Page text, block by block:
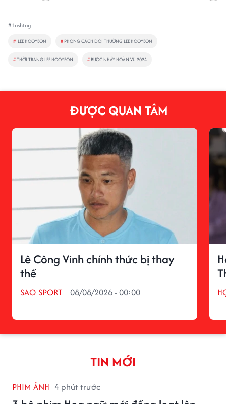
#Hashtag
# LEE HOOYEON # PHONG CÁCH ĐỜI THƯỜNG LEE HOOYEON
#THỜI TRANG LEE HOOYEON # BƯỚC NHẢY HOÀN VŨ 2024
ĐƯỢC QUAN TÂM
Lê Công Vinh chính thức bị thay
thế
SAO SPORT 08/08/2026 - 00:00
TIN MỚI
PHIM ẢNH 4 phút trước